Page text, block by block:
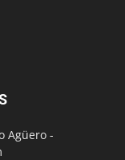
Agüero -